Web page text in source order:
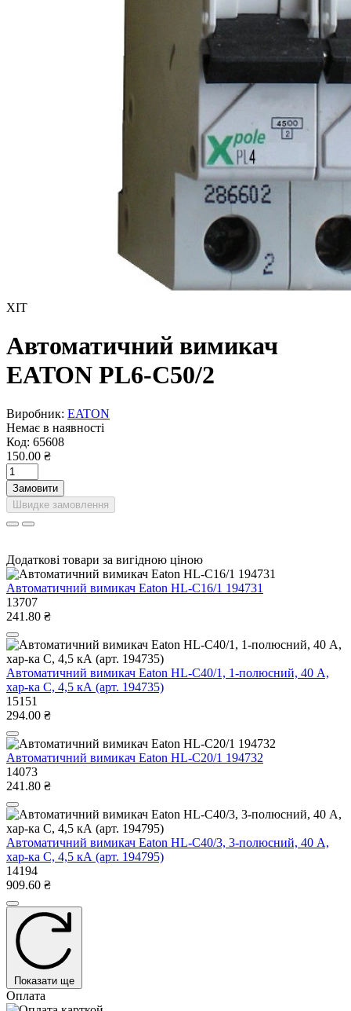
ХІТ
Автоматичний вимикач
EATON PL6-C50/2
Виробник: EATON
Немає в наявності
Код: 65608
150.00 ₴
Замовити
Швидке замовлення
Додаткові товари за вигідною ціною
Автоматичний вимикач Eaton HL-C16/1 194731
13707
241.80 ₴
Автоматичний вимикач Eaton HL-C40/1, 1-полюсний, 40 А,
хар-ка C, 4,5 кА (арт. 194735)
15151
294.00 ₴
Автоматичний вимикач Eaton HL-C20/1 194732
14073
241.80 ₴
Автоматичний вимикач Eaton HL-C40/3, 3-полюсний, 40 А,
хар-ка C, 4,5 кА (арт. 194795)
14194
909.60 ₴
Показати ще
Оплата